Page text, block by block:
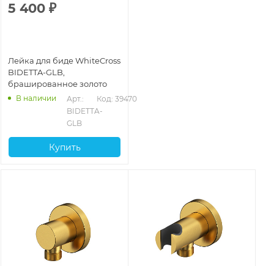
5 400 ₽
Лейка для биде WhiteCross
BIDETTA-GLB,
брашированное золото
В наличии
Арт.:
BIDETTA-
GLB
Код: 39470
Купить